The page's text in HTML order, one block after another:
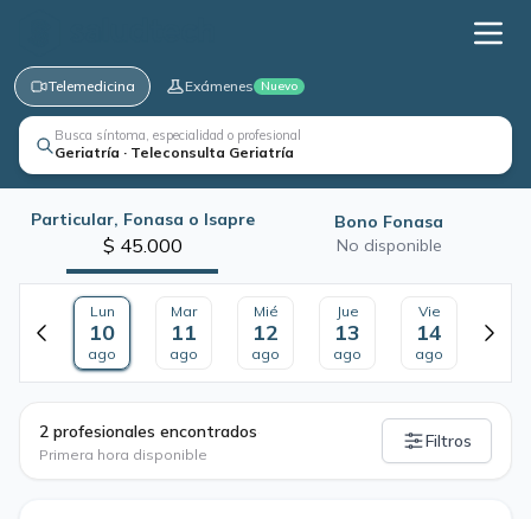
Telemedicina Exámenes Nuevo
Busca síntoma, especialidad o profesional
Geriatría · Teleconsulta Geriatría
Particular, Fonasa o Isapre
$ 45.000
Bono Fonasa
No disponible
Lun
10
ago
Mar
11
ago
Mié
12
ago
Jue
13
ago
Vie
14
ago
2 profesionales encontrados
Primera hora disponible
Filtros